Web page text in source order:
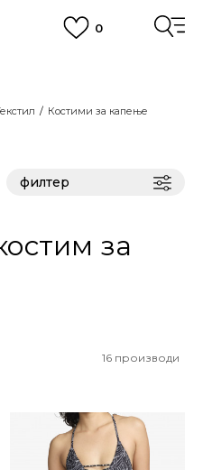
0
ПОВЕЌЕ
Костими за капење
филтер
за
16 производи